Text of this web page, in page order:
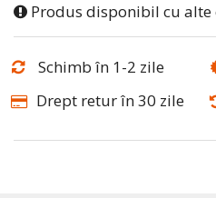
Produs disponibil cu
Schimb în 1-2 zile
Drept retur în 30 zile